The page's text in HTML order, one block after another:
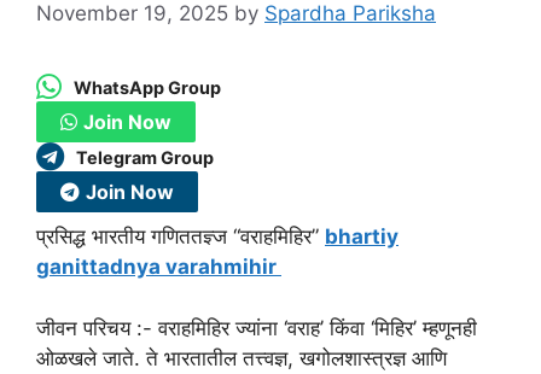
November 19, 2025 by Spardha Pariksha
WhatsApp Group
Join Now
Telegram Group
Join Now
प्रसिद्ध भारतीय गणिततज्ञ्ज “वराहमिहिर” bhartiy
ganittadnya varahmihir
जीवन परिचय :- वराहमिहिर ज्यांना ‘वराह’ किंवा ‘मिहिर’ म्हणूनही
ओळखले जाते. ते भारतातील तत्त्वज्ञ, खगोलशास्त्रज्ञ आणि